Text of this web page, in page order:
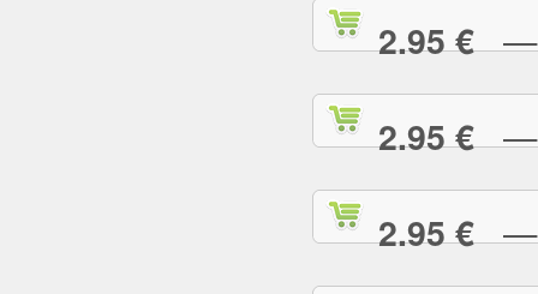
2.95 €—
2.95 €—
2.95 €—